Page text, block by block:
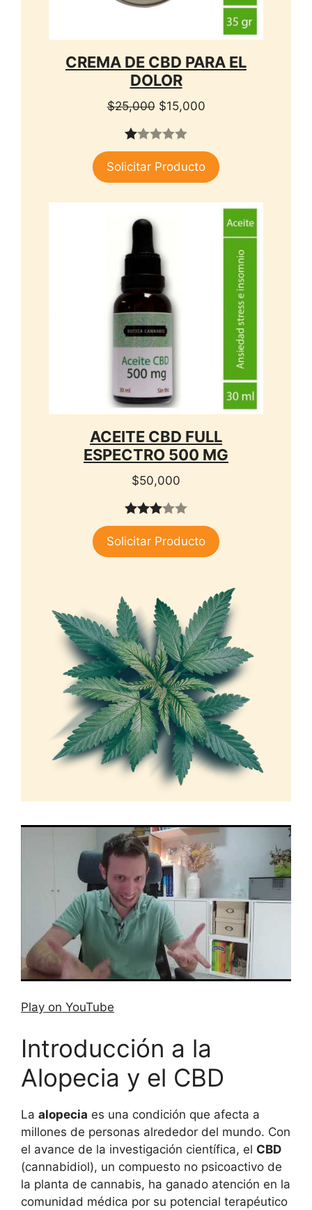
CREMA DE CBD PARA EL
DOLOR
$25,000 El
original
$25,000.
$15,000El
es:
$15,000.
1.
00
Solicitar Producto
ACEITE CBD FULL
ESPECTRO 500 MG
$50,000
3.00
de 5
Solicitar Producto
Play on YouTube
Introducción a la
Alopecia y el CBD
La alopecia es una condición que afecta a
millones de personas alrededor del mundo. Con
el avance de la investigación científica, el CBD
(cannabidiol), un compuesto no psicoactivo de
la planta de cannabis, ha ganado atención en la
comunidad médica por su potencial terapéutico